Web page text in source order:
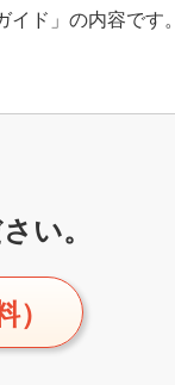
ド」の内容です。
い。
）